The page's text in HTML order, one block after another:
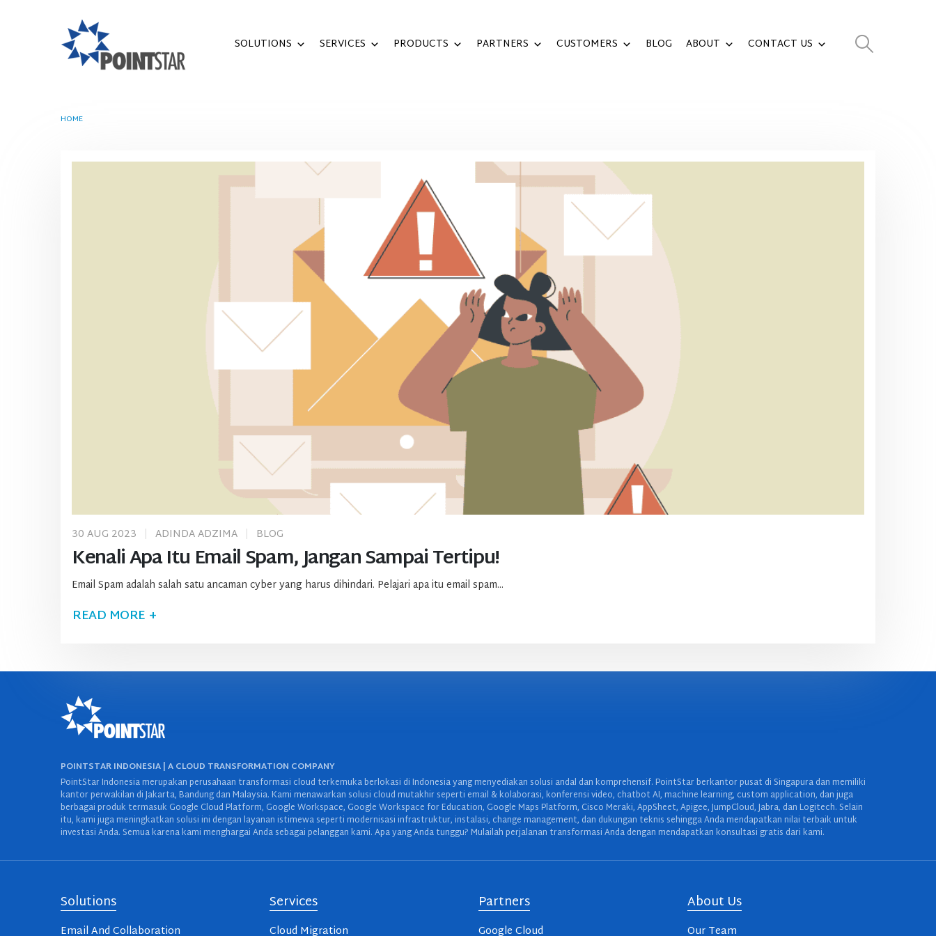
SOLUTIONS SERVICES PRODUCTS PARTNERS CUSTOMERS BLOG ABOUT CONTACT US
HOME
Kenali Apa Itu Email Spam, Jangan Sampai Tertipu!
30 AUG 2023 ADINDA ADZIMA BLOG
Email Spam adalah salah satu ancaman cyber yang harus dihindari. Pelajari apa itu email spam...
READ MORE +
POINTSTAR INDONESIA | A CLOUD TRANSFORMATION COMPANY
PointStar Indonesia merupakan perusahaan transformasi cloud terkemuka berlokasi di Indonesia yang menyediakan solusi andal dan komprehensif. PointStar berkantor pusat di Singapura dan memiliki
kantor perwakilan di Jakarta, Bandung dan Malaysia. Kami menawarkan solusi cloud mutakhir seperti email & kolaborasi, konferensi video, chatbot AI, machine learning, custom application, dan juga
berbagai produk termasuk Google Cloud Platform, Google Workspace, Google Workspace for Education, Google Maps Platform, Cisco Meraki, AppSheet, Apigee, JumpCloud, Jabra, dan Logitech. Selain
itu, kami juga meningkatkan solusi ini dengan layanan istimewa seperti modernisasi infrastruktur, instalasi, change management, dan dukungan teknis sehingga Anda mendapatkan nilai terbaik untuk
investasi Anda. Semua karena kami menghargai Anda sebagai pelanggan kami. Apa yang Anda tunggu? Mulailah perjalanan transformasi Anda dengan mendapatkan konsultasi gratis dari kami.
Solutions
Email And Collaboration
Services
Cloud Migration
Partners
Google Cloud
About Us
Our Team